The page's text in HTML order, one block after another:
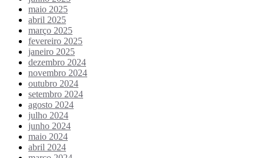
maio 2025
abril 2025
março 2025
fevereiro 2025
janeiro 2025
dezembro 2024
novembro 2024
outubro 2024
setembro 2024
agosto 2024
julho 2024
junho 2024
maio 2024
abril 2024